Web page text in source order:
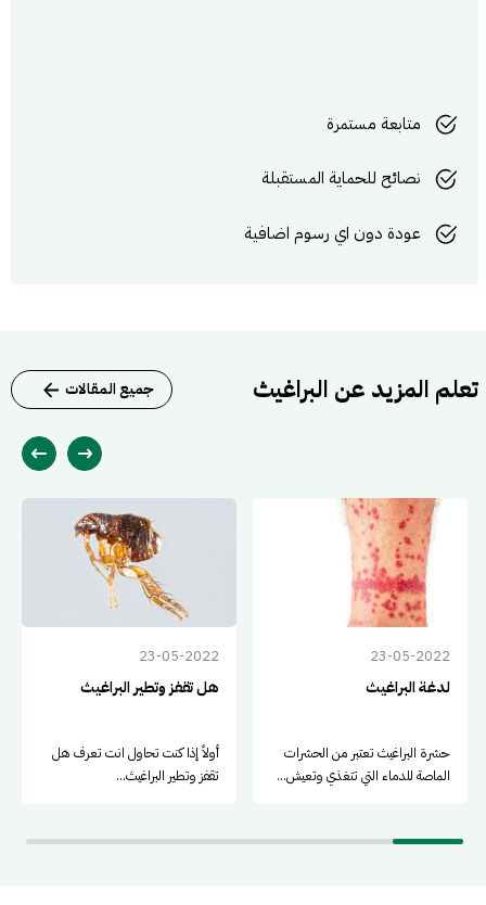
متابعة مستمرة
نصائح للحماية المستقبلة
عودة دون اي رسوم اضافية
تعلم المزيد عن البراغيث جميع المقالات
23-05-2022
لدغة البراغيث
حشرة البراغيث تعتبر من الحشرات
الماصة للدماء التي تتغذي وتعيش...
23-05-2022
هل تقفز وتطير البراغيث
أولاً إذا كنت تحاول انت تعرف هل
تقفز وتطير البراغيث...